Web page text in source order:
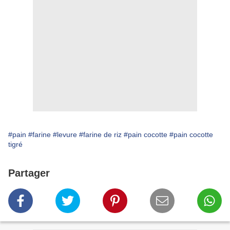
#pain #farine #levure #farine de riz #pain cocotte #pain cocotte
tigré
Partager